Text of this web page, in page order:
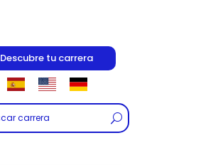
Descubre tu carrera